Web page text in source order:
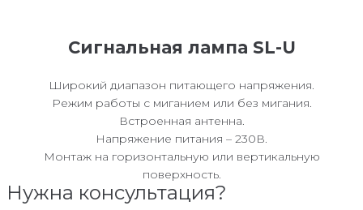
Сигнальная лампа SL-U
Широкий диапазон питающего напряжения.
Режим работы с миганием или без мигания.
Встроенная антенна.
Напряжение питания – 230В.
Монтаж на горизонтальную или вертикальную
поверхность.
Нужна консультация?